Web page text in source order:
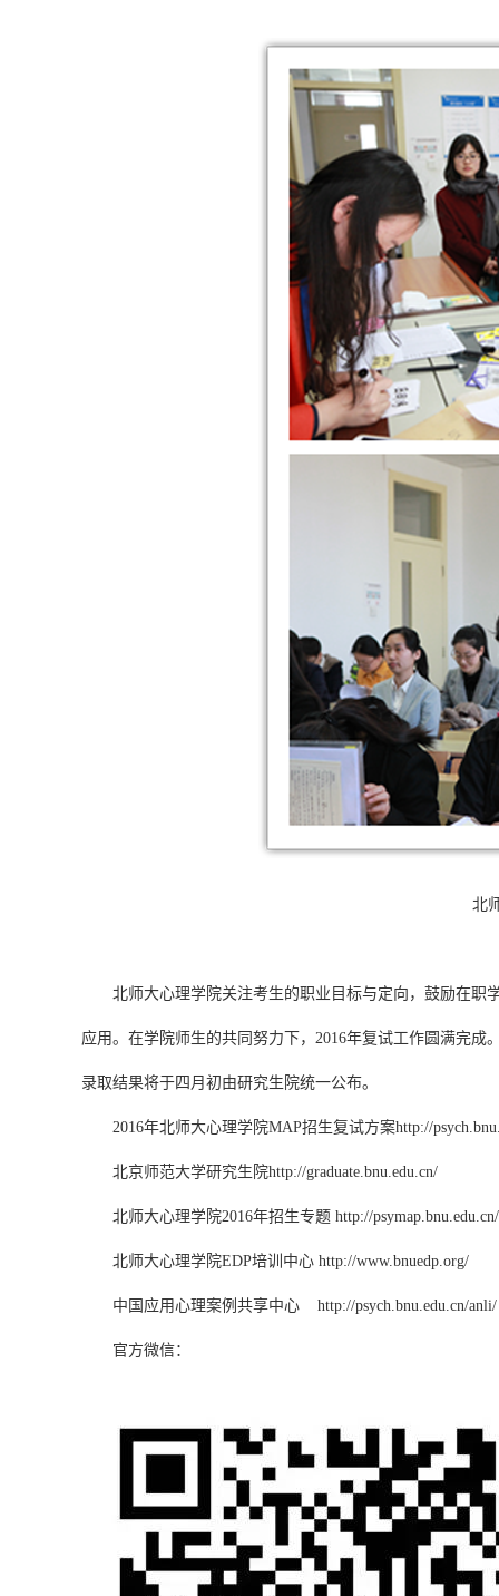
北
北师大心理学院关注考生的职业目标与定向，鼓励在职
应用。在学院师生的共同努力下，2016年复试工作圆满完
录取结果将于四月初由研究生院统一公布。
2016年北师大心理学院MAP招生复试方案http://
北京师范大学研究生院http://graduate.bnu.edu.cn/
北师大心理学院2016年招生专题 http://psymap.bnu.edu.cn/
北师大心理学院EDP培训中心 http://www.bnuedp.org/
中国应用心理案例共享中心 http://psych.bnu.edu.cn/anli/
官方微信：